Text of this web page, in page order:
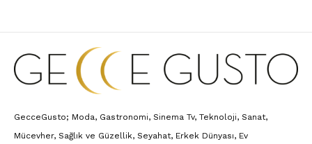
GecceGusto; Moda, Gastronomi, Sinema Tv, Teknoloji, Sanat,
Mücevher, Sağlık ve Güzellik, Seyahat, Erkek Dünyası, Ev